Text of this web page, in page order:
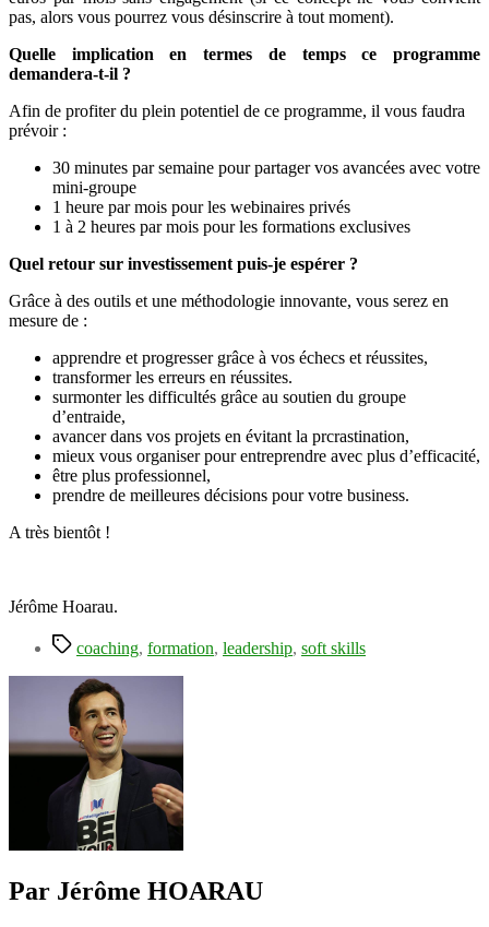
pas, alors vous pourrez vous désinscrire à tout moment).
Quelle implication en termes de temps ce programme
demandera-t-il ?
Afin de profiter du plein potentiel de ce programme, il vous faudra
prévoir :
30 minutes par semaine pour partager vos avancées avec votre
mini-groupe
1 heure par mois pour les webinaires privés
1 à 2 heures par mois pour les formations exclusives
Quel retour sur investissement puis-je espérer ?
Grâce à des outils et une méthodologie innovante, vous serez en
mesure de :
apprendre et progresser grâce à vos échecs et réussites,
transformer les erreurs en réussites.
surmonter les difficultés grâce au soutien du groupe
d’entraide,
avancer dans vos projets en évitant la prcrastination,
mieux vous organiser pour entreprendre avec plus d’efficacité,
être plus professionnel,
prendre de meilleures décisions pour votre business.
A très bientôt !
Jérôme Hoarau.
Étiquettes
coaching, formation, leadership, soft skills
Par Jérôme HOARAU